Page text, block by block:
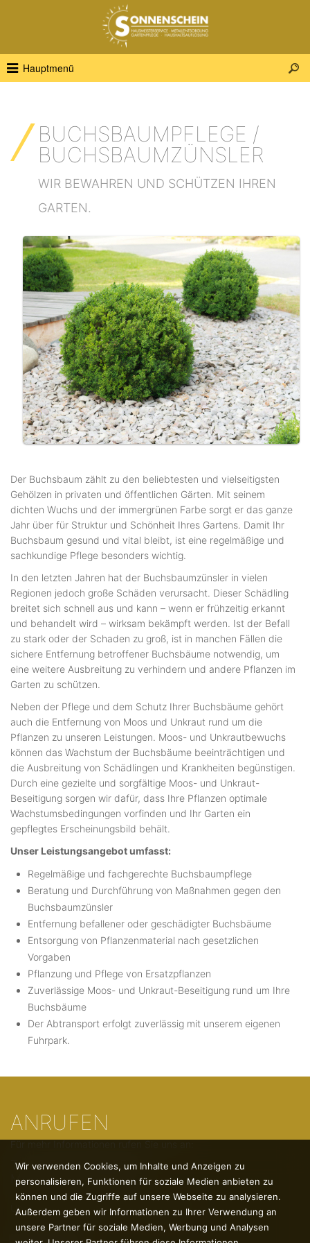
Hauptmenü
BUCHSBAUMPFLEGE /
BUCHSBAUMZÜNSLER
WIR BEWAHREN UND SCHÜTZEN IHREN
GARTEN.
Der Buchsbaum zählt zu den beliebtesten und vielseitigsten
Gehölzen in privaten und öffentlichen Gärten. Mit seinem
dichten Wuchs und der immergrünen Farbe sorgt er das ganze
Jahr über für Struktur und Schönheit Ihres Gartens. Damit Ihr
Buchsbaum gesund und vital bleibt, ist eine regelmäßige und
sachkundige Pflege besonders wichtig.
In den letzten Jahren hat der Buchsbaumzünsler in vielen
Regionen jedoch große Schäden verursacht. Dieser Schädling
breitet sich schnell aus und kann – wenn er frühzeitig erkannt
und behandelt wird – wirksam bekämpft werden. Ist der Befall
zu stark oder der Schaden zu groß, ist in manchen Fällen die
sichere Entfernung betroffener Buchsbäume notwendig, um
eine weitere Ausbreitung zu verhindern und andere Pflanzen im
Garten zu schützen.
Neben der Pflege und dem Schutz Ihrer Buchsbäume gehört
auch die Entfernung von Moos und Unkraut rund um die
Pflanzen zu unseren Leistungen. Moos- und Unkrautbewuchs
können das Wachstum der Buchsbäume beeinträchtigen und
die Ausbreitung von Schädlingen und Krankheiten begünstigen.
Durch eine gezielte und sorgfältige Moos- und Unkraut-
Beseitigung sorgen wir dafür, dass Ihre Pflanzen optimale
Wachstumsbedingungen vorfinden und Ihr Garten ein
gepflegtes Erscheinungsbild behält.
Unser Leistungsangebot umfasst:
Regelmäßige und fachgerechte Buchsbaumpflege
Beratung und Durchführung von Maßnahmen gegen den
Buchsbaumzünsler
Entfernung befallener oder geschädigter Buchsbäume
Entsorgung von Pflanzenmaterial nach gesetzlichen
Vorgaben
Pflanzung und Pflege von Ersatzpflanzen
Zuverlässige Moos- und Unkraut-Beseitigung rund um Ihre
Buchsbäume
Der Abtransport erfolgt zuverlässig mit unserem eigenen
Fuhrpark.
ANRUFEN
Tel.: 0 56 24 / 92 55 34
Mobil: 0171 / 408 25 97
Über uns Kontakt Jobs Datenschutz
Metallentsorgung
Entkernung
Außenanlagenpflege
Gebäudereinigung
Buchsbaumpflege
Unternehmen
Kontakt
Jobs
Impressum
Datenschutzerklärung
Wir verwenden Cookies, um Inhalte und Anzeigen zu
personalisieren, Funktionen für soziale Medien anbieten zu
können und die Zugriffe auf unsere Webseite zu analysieren.
Außerdem geben wir Informationen zu Ihrer Verwendung an
unsere Partner für soziale Medien, Werbung und Analysen